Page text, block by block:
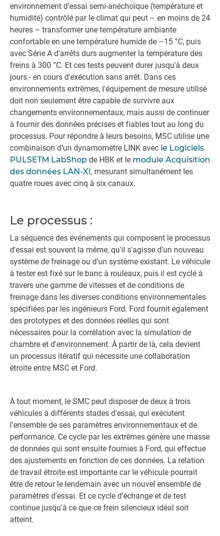
environnement d’essai semi-anéchoïque (température et
humidité) contrôlé par le climat qui peut – en moins de 24
heures – transformer une température ambiante
confortable en une température humide de –15 °C, puis
avec Série A d’arrêts durs augmenter la température des
freins à 300 °C. Et ces tests peuvent durer jusqu'à deux
jours - en cours d'exécution sans arrêt. Dans ces
environnements extrêmes, l'équipement de mesure utilisé
doit non seulement être capable de survivre aux
changements environnementaux, mais aussi de continuer
à fournir des données précises et fiables tout au long du
processus. Pour répondre à leurs besoins, MSC utilise une
combinaison d’un dynamomètre LINK avec le Logiciels
PULSETM LabShop de HBK et le module Acquisition
des données LAN-XI , mesurant simultanément les
quatre roues avec cinq à six canaux.
Le processus :
La séquence des événements qui composent le processus
d'essai est souvent la même, qu'il s'agisse d'un nouveau
système de freinage ou d'un système existant. Le véhicule
à tester est fixé sur le banc à rouleaux, puis il est cyclé à
travers une gamme de vitesses et de conditions de
freinage dans les diverses conditions environnementales
spécifiées par les ingénieurs Ford. Ford fournit également
des prototypes et des données réelles qui sont
nécessaires pour la corrélation avec la simulation de
chambre et d'environnement. À partir de là, cela devient
un processus itératif qui nécessite une collaboration
étroite entre MSC et Ford.
À tout moment, le SMC peut disposer de deux à trois
véhicules à différents stades d'essai, qui exécutent
l'ensemble de ses paramètres environnementaux et de
performance. Ce cycle par les extrêmes génère une masse
de données qui sont ensuite fournies à Ford, qui effectue
des ajustements en fonction de ces données. La relation
de travail étroite est importante car le véhicule pourrait
être de retour le lendemain avec un nouvel ensemble de
paramètres d'essai. Et ce cycle d'échange et de test
continue jusqu'à ce que ce frein silencieux idéal soit
atteint.